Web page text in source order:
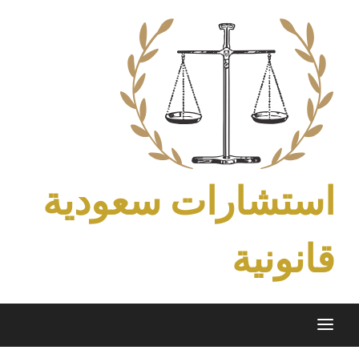
content
استشارات سعودية
قانونية